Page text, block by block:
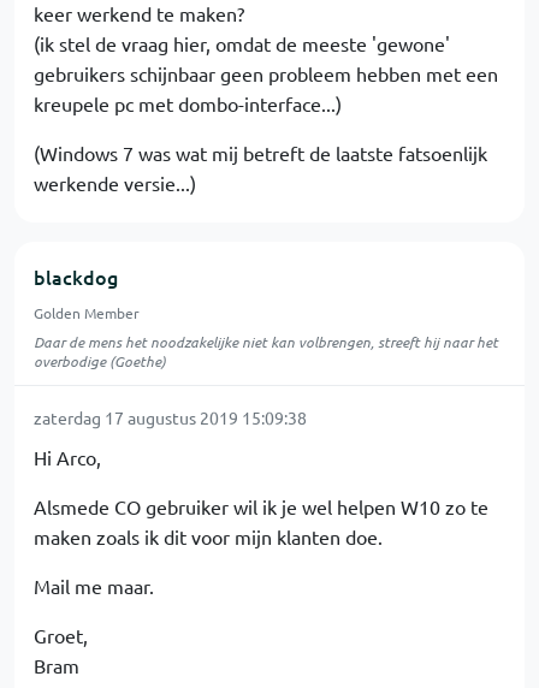
keer werkend te maken?
(ik stel de vraag hier, omdat de meeste 'gewone'
gebruikers schijnbaar geen probleem hebben met een
kreupele pc met dombo-interface...)
(Windows 7 was wat mij betreft de laatste fatsoenlijk
werkende versie...)
blackdog
Golden Member
Daar de mens het noodzakelijke niet kan volbrengen, streeft hij naar het
overbodige (Goethe)
zaterdag 17 augustus 2019 15:09:38
Hi Arco,
Alsmede CO gebruiker wil ik je wel helpen W10 zo te
maken zoals ik dit voor mijn klanten doe.
Mail me maar.
Groet,
Bram